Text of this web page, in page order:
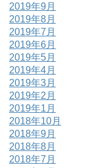
2019年9月
2019年8月
2019年7月
2019年6月
2019年5月
2019年4月
2019年3月
2019年2月
2019年1月
2018年10月
2018年9月
2018年8月
2018年7月